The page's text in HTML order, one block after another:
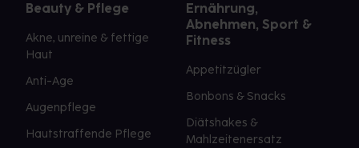
Beauty & Pflege
Akne, unreine & fettige
Haut
Anti-Age
Augenpflege
Hautstraffende Pflege
Ernährung,
Abnehmen, Sport &
Fitness
Appetitzügler
Bonbons & Snacks
Diätshakes &
Mahlzeitenersatz